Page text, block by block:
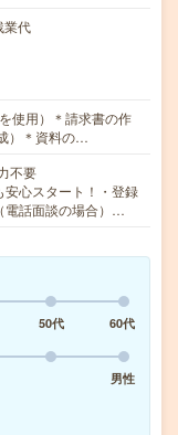
代
使用）＊請求書の作
）＊資料の…
不要
安心スタート！・登録
電話面談の場合）…
50代
60代
男性